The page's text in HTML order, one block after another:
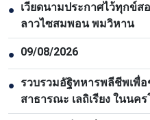
● เวียดนามประกาศไว้ทุกข์ส
ลาวไซสมพอน พมวิหาน
● 09/08/2026
● รวบรวมอัฐิทหารพลีชีพเพื่
สาธารณะ เลถิเรียง ในนค